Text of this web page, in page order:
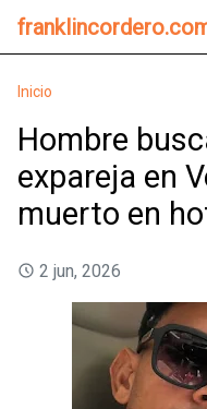
Inicio
Hombre
expareja en
muerto en
2 jun, 2026